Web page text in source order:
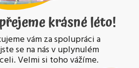
krásné léto!
vám za spolupráci a
se na nás v uplynulém
Velmi si toho vážíme.